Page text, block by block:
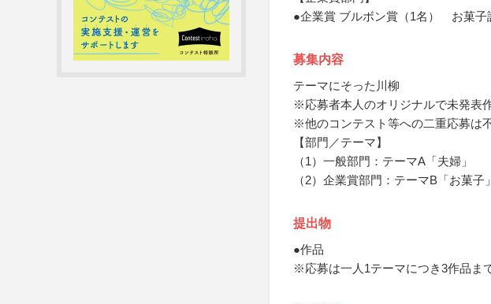
●企業賞 ブルボン賞（1名） お菓子
募集内容
テーマにそった川柳
※応募者本人のオリジナルで未発表
※他のコンテスト等への二重応募は
【部門／テーマ】
（1）一般部門：テーマA「夫婦」
（2）企業賞部門：テーマB「お菓子」
提出物
●作品
※応募は一人1テーマにつき3作品ま